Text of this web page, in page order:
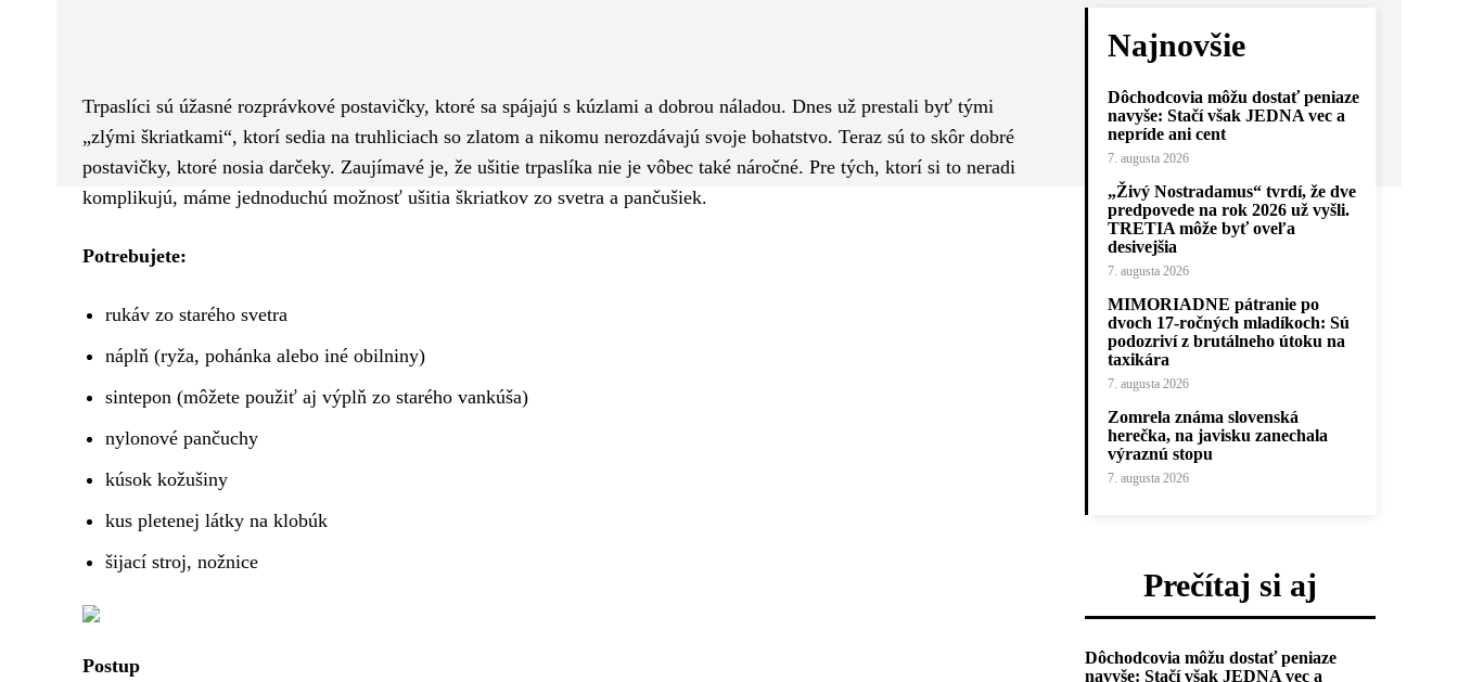
Trpaslíci sú úžasné rozprávkové postavičky, ktoré sa spájajú s kúzlami a dobrou náladou. Dnes už prestali byť tými
„zlými škriatkami“, ktorí sedia na truhliciach so zlatom a nikomu nerozdávajú svoje bohatstvo. Teraz sú to skôr dobré
postavičky, ktoré nosia darčeky. Zaujímavé je, že ušitie trpaslíka nie je vôbec také náročné. Pre tých, ktorí si to neradi
komplikujú, máme jednoduchú možnosť ušitia škriatkov zo svetra a pančušiek.
Potrebujete:
rukáv zo starého svetra
náplň (ryža, pohánka alebo iné obilniny)
sintepon (môžete použiť aj výplň zo starého vankúša)
nylonové pančuchy
kúsok kožušiny
kus pletenej látky na klobúk
šijací stroj, nožnice
Postup
Najnovšie
Dôchodcovia môžu dostať peniaze
navyše: Stačí však JEDNA vec a
nepríde ani cent
7. augusta 2026
„Živý Nostradamus“ tvrdí, že dve
predpovede na rok 2026 už vyšli.
TRETIA môže byť oveľa
desivejšia
7. augusta 2026
MIMORIADNE pátranie po
dvoch 17-ročných mladíkoch: Sú
podozriví z brutálneho útoku na
taxikára
7. augusta 2026
Zomrela známa slovenská
herečka, na javisku zanechala
výraznú stopu
7. augusta 2026
Prečítaj si aj
Dôchodcovia môžu dostať peniaze
navyše: Stačí však JEDNA vec a